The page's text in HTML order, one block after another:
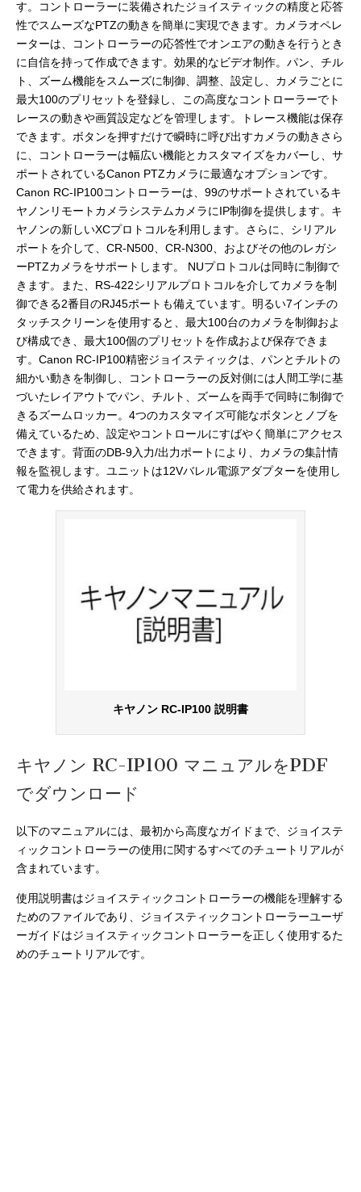
す。コントローラーに装備されたジョイスティックの精度と応答
性でスムーズなPTZの動きを簡単に実現できます。カメラオペレ
ーターは、コントローラーの応答性でオンエアの動きを行うとき
に自信を持って作成できます。効果的なビデオ制作。パン、チル
ト、ズーム機能をスムーズに制御、調整、設定し、カメラごとに
最大100のプリセットを登録し、この高度なコントローラーでト
レースの動きや画質設定などを管理します。トレース機能は保存
できます。ボタンを押すだけで瞬時に呼び出すカメラの動きさら
に、コントローラーは幅広い機能とカスタマイズをカバーし、サ
ポートされているCanon PTZカメラに最適なオプションです。
Canon RC-IP100コントローラーは、99のサポートされているキ
ヤノンリモートカメラシステムカメラにIP制御を提供します。キ
ヤノンの新しいXCプロトコルを利用します。さらに、シリアル
ポートを介して、CR-N500、CR-N300、およびその他のレガシ
ーPTZカメラをサポートします。 NUプロトコルは同時に制御で
きます。また、RS-422シリアルプロトコルを介してカメラを制
御できる2番目のRJ45ポートも備えています。明るい7インチの
タッチスクリーンを使用すると、最大100台のカメラを制御およ
び構成でき、最大100個のプリセットを作成および保存できま
す。Canon RC-IP100精密ジョイスティックは、パンとチルトの
細かい動きを制御し、コントローラーの反対側には人間工学に基
づいたレイアウトでパン、チルト、ズームを両手で同時に制御で
きるズームロッカー。4つのカスタマイズ可能なボタンとノブを
備えているため、設定やコントロールにすばやく簡単にアクセス
できます。背面のDB-9入力/出力ポートにより、カメラの集計情
報を監視します。ユニットは12Vバレル電源アダプターを使用し
て電力を供給されます。
キヤノン RC-IP100 説明書
キヤノン RC-IP100 マニュアルをPDF
でダウンロード
以下のマニュアルには、最初から高度なガイドまで、ジョイステ
ィックコントローラーの使用に関するすべてのチュートリアルが
含まれています。
使用説明書はジョイスティックコントローラーの機能を理解する
ためのファイルであり、ジョイスティックコントローラーユーザ
ーガイドはジョイスティックコントローラーを正しく使用するた
めのチュートリアルです。